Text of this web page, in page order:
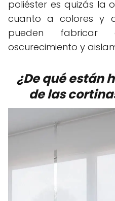
poliéster es quizás la
cuanto a colores y
pueden fabricar
oscurecimiento y
¿De qué están
de las